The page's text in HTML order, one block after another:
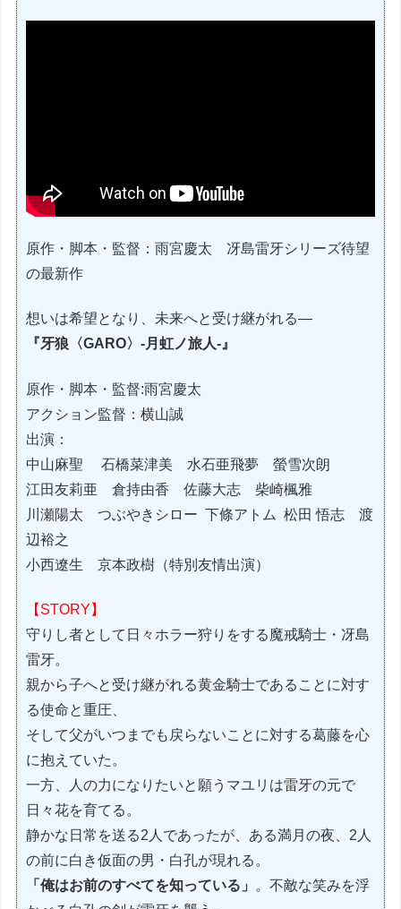
原作・脚本・監督：雨宮慶太 冴島雷牙シリーズ待望
の最新作
想いは希望となり、未来へと受け継がれる―
『牙狼〈GARO〉-月虹ノ旅人-』
原作・脚本・監督:雨宮慶太
アクション監督：横山誠
出演：
中山麻聖 石橋菜津美 水石亜飛夢 螢雪次朗
江田友莉亜 倉持由香 佐藤大志 柴崎楓雅
川瀬陽太 つぶやきシロー 下條アトム 松田 悟志 渡
辺裕之
小西遼生 京本政樹（特別友情出演）
【STORY】
守りし者として日々ホラー狩りをする魔戒騎士・冴島
雷牙。
親から子へと受け継がれる黄金騎士であることに対す
る使命と重圧、
そして父がいつまでも戻らないことに対する葛藤を心
に抱えていた。
一方、人の力になりたいと願うマユリは雷牙の元で
日々花を育てる。
静かな日常を送る2人であったが、ある満月の夜、2人
の前に白き仮面の男・白孔が現れる。
「俺はお前のすべてを知っている」
。不敵な笑みを浮